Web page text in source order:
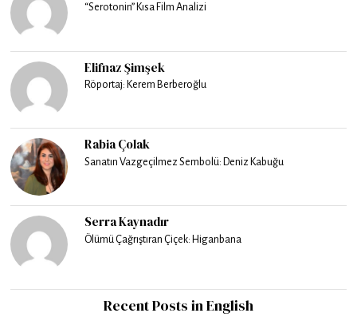
“Serotonin” Kısa Film Analizi
Elifnaz Şimşek
Röportaj: Kerem Berberoğlu
Rabia Çolak
Sanatın Vazgeçilmez Sembolü: Deniz Kabuğu
Serra Kaynadır
Ölümü Çağrıştıran Çiçek: Higanbana
Recent Posts in English